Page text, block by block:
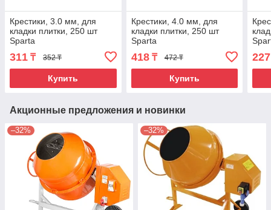
Крестики, 3.0 мм, для
кладки плитки, 250 шт
Sparta
311 ₸ 352 ₸
Купить
Крестики, 4.0 мм, для
кладки плитки, 250 шт
Sparta
418₸ 472 ₸
Купить
227
Акционные предложения и новинки
–32% –32%